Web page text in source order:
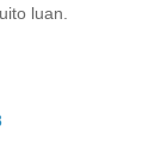
luan.